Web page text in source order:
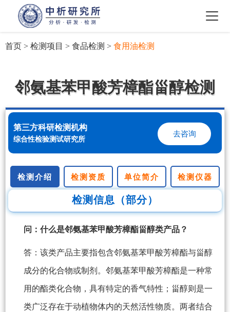
首页 > 检测项目 > 食品检测 > 食用油检测
邻氨基苯甲酸芳樟酯甾醇检测
第三方科研检测机构
综合性检验测试研究所
去咨询
检测介绍 检测资质 单位简介 检测仪器
检测信息（部分）
问：什么是邻氨基苯甲酸芳樟酯甾醇类产品？
答：该类产品主要指包含邻氨基苯甲酸芳樟酯与甾醇
成分的化合物或制剂。邻氨基苯甲酸芳樟酯是一种常
用的酯类化合物，具有特定的香气特性；甾醇则是一
类广泛存在于动植物体内的天然活性物质。两者结合